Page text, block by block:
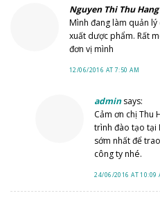
Nguyen Thi Thu Hang
Mình đang làm quản
xuất dược phẩm. Rất
đơn vị mình
12/06/2016 AT 7:50 AM
admin says:
Cảm ơn chị Thu
trình đào tạo tại
sớm nhất để
công ty nhé.
24/06/2016 AT 10:09